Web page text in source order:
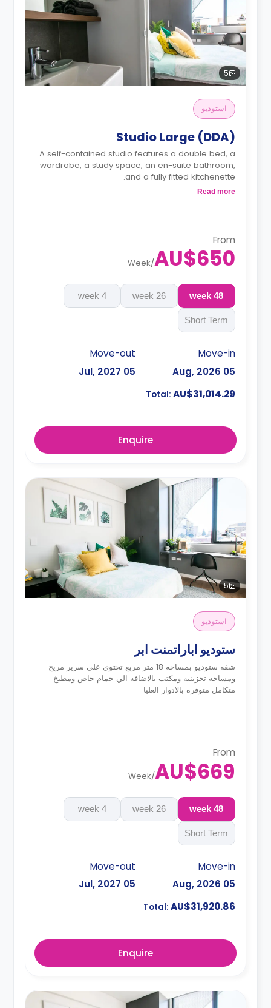
5
استوديو
Studio Large (DDA)
A self-contained studio features a double bed, a
wardrobe, a study space, an en-suite bathroom,
and a fully fitted kitchenette.
Dual occupancy available
Read more
From
AU$650
/
Week
48 week
26 week
4 week
Short Term
Move-in
05 Aug, 2026
Move-out
05 Jul, 2027
Total: AU$31,014.29
Enquire
5
استوديو
ستوديو اباراتمنت ابر
شقه ستوديو بمساحه 18 متر مربع تحتوي علي سرير مريح
ومساحه تخزينيه ومكتب بالاضافه الي حمام خاص ومطبخ
متكامل متوفره بالادوار العليا
From
AU$669
/
Week
48 week
26 week
4 week
Short Term
Move-in
05 Aug, 2026
Move-out
05 Jul, 2027
Total: AU$31,920.86
Enquire